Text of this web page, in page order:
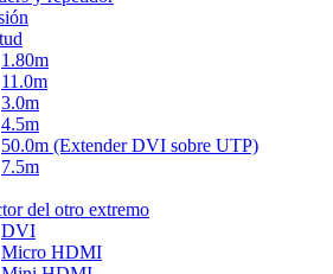
1.80m
11.0m
3.0m
4.5m
50.0m (Extender DVI sobre UTP)
7.5m
del otro extremo
DVI
Micro HDMI